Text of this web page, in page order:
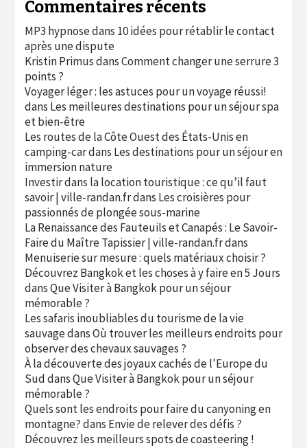
Commentaires récents
MP3 hypnosedans 10 idées pour rétablir le contact
après une dispute
Kristin PrimusdansComment changer une serrure 3
points ?
Voyager léger : les astuces pour un voyage réussi!
dans Les meilleures destinations pour un séjour spa
et bien-être
Les routes de la Côte Ouest des États-Unis en
camping-cardans Les destinations pour un séjour en
immersion nature
Investir dans la location touristique : ce qu’il faut
savoir | ville-randan.frdans Les croisières pour
passionnés de plongée sous-marine
La Renaissance des Fauteuils et Canapés : Le Savoir-
Faire du Maître Tapissier | ville-randan.frdans
Menuiserie sur mesure : quels matériaux choisir ?
Découvrez Bangkok et les choses à y faire en 5 Jours
dansQue Visiter à Bangkok pour un séjour
mémorable ?
Les safaris inoubliables du tourisme de la vie
sauvagedansOù trouver les meilleurs endroits pour
observer des chevaux sauvages ?
À la découverte des joyaux cachés de l'Europe du
SuddansQue Visiter à Bangkok pour un séjour
mémorable ?
Quels sont les endroits pour faire du canyoning en
montagne?dans Envie de relever des défis ?
Découvrez les meilleurs spots de coasteering !